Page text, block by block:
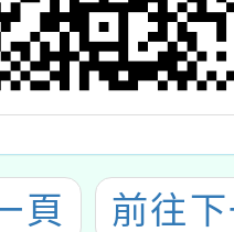
頁 前往